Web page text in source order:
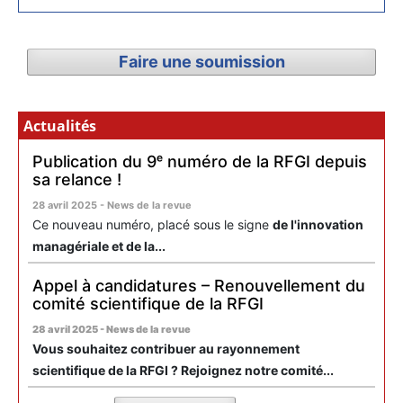
Faire une soumission
Actualités
Publication du 9ᵉ numéro de la RFGI depuis
sa relance !
28 avril 2025 - News de la revue
Ce nouveau numéro, placé sous le signe de l'innovation
managériale et de la...
Appel à candidatures – Renouvellement du
comité scientifique de la RFGI
28 avril 2025 - News de la revue
Vous souhaitez contribuer au rayonnement
scientifique de la RFGI ? Rejoignez notre comité...